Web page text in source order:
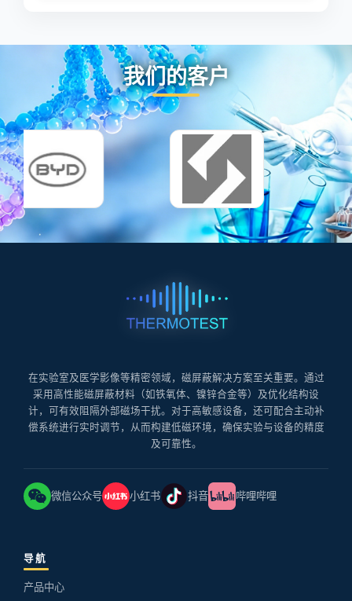
我们的客户
在实验室及医学影像等精密领域，磁屏蔽解决方案至关重要。通过
采用高性能磁屏蔽材料（如铁氧体、镍锌合金等）及优化结构设
计，可有效阻隔外部磁场干扰。对于高敏感设备，还可配合主动补
偿系统进行实时调节，从而构建低磁环境，确保实验与设备的精度
及可靠性。
微信公众号 小红书 抖音 哔哩哔哩
导航
产品中心